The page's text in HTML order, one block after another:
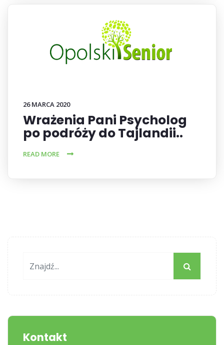
26 MARCA 2020
Wrażenia Pani Psycholog
po podróży do Tajlandii..
READ MORE
Kontakt